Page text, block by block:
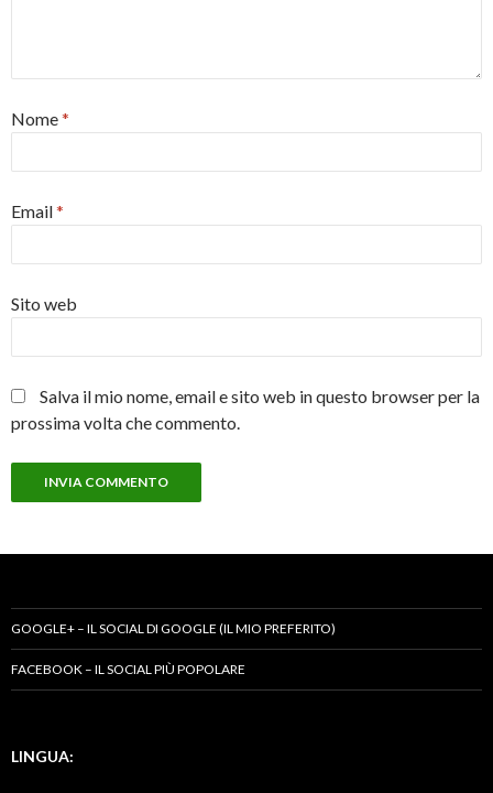
Nome*
Email*
Sito web
Salva il mio nome, email e sito web in questo browser per la
prossima volta che commento.
GOOGLE+ – IL SOCIAL DI GOOGLE (IL MIO PREFERITO)
FACEBOOK – IL SOCIAL PIÙ POPOLARE
LINGUA: